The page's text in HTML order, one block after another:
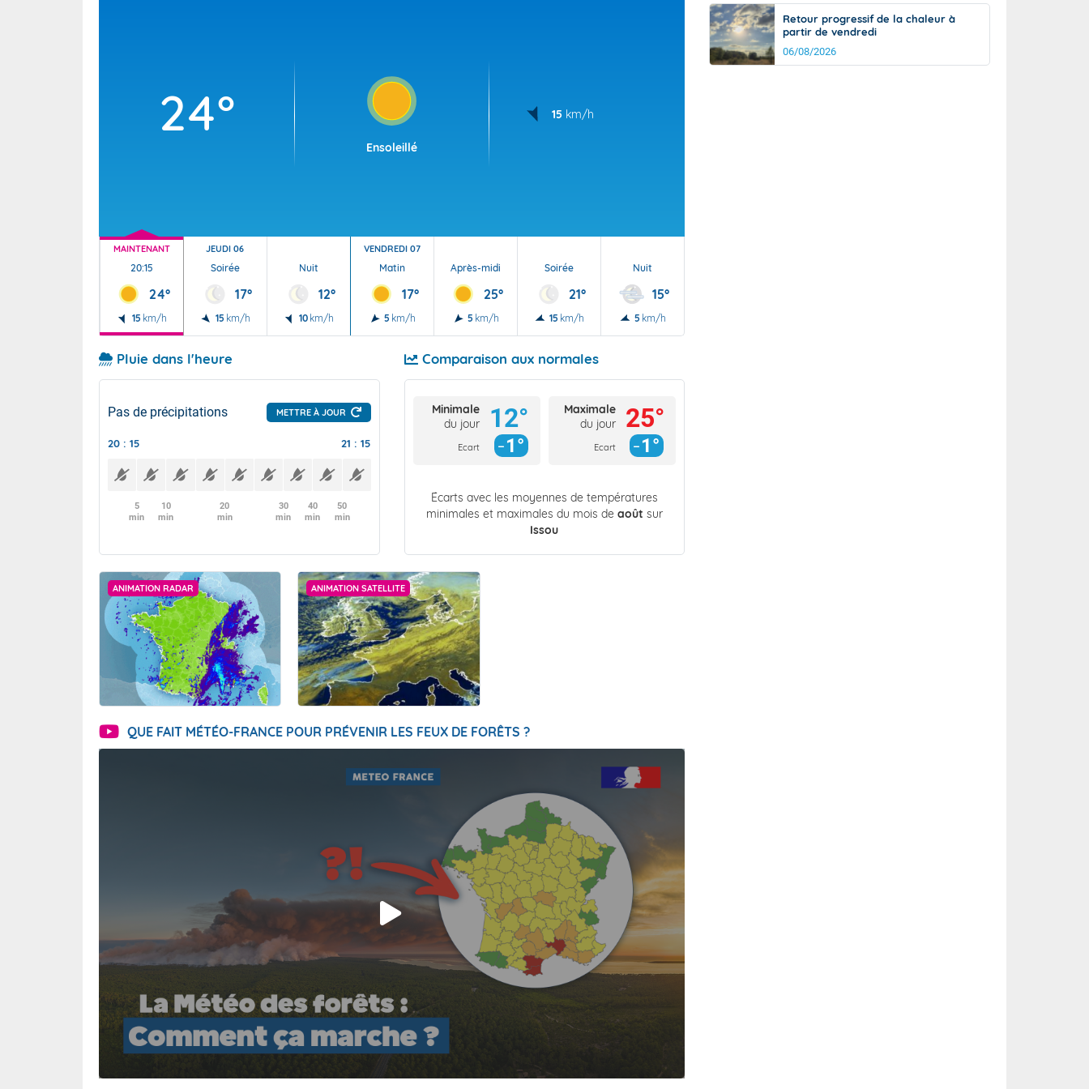
24°
Ensoleillé
15 km/h
MAINTENANT
20:15
24°
15 km/h
JEUDI 06
Soirée
17°
15 km/h
Nuit
12°
10 km/h
VENDREDI 07
Matin
17°
5 km/h
Après-midi
25°
5 km/h
Soirée
21°
15 km/h
Nuit
15°
5 km/h
Pluie dans l'heure
Pas de précipitations METTRE À JOUR
20 : 15 21 : 15
5
min
10
min
20
min
30
min
40
min
50
min
Comparaison aux normales
Minimale
du jour
Ecart
12°
1°
Maximale
du jour
Ecart
25°
1°
Écarts avec les moyennes de températures
minimales et maximales du mois de août sur
Issou
ANIMATION RADAR ANIMATION SATELLITE
QUE FAIT MÉTÉO-FRANCE POUR PRÉVENIR LES FEUX DE FORÊTS ?
Retour progressif de la chaleur à
partir de vendredi
06/08/2026